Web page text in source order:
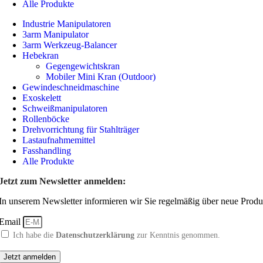
Fasspalettierer
Industrie Manipulatoren
Alle Produkte
Alle Produkte
Industrie Manipulatoren
3arm Manipulator
3arm Werkzeug-Balancer
Hebekran
Gegengewichtskran
Mobiler Mini Kran (Outdoor)
Gewindeschneidmaschine
Exoskelett
Schweißmanipulatoren
Rollenböcke
Drehvorrichtung für Stahlträger
Lastaufnahmemittel
Fasshandling
Alle Produkte
zum Newsletter anmelden:
unserem Newsletter informieren wir Sie regelmäßig über neue
Ich habe die Datenschutzerklärung zur Kenntnis genommen.
Jetzt anmelden